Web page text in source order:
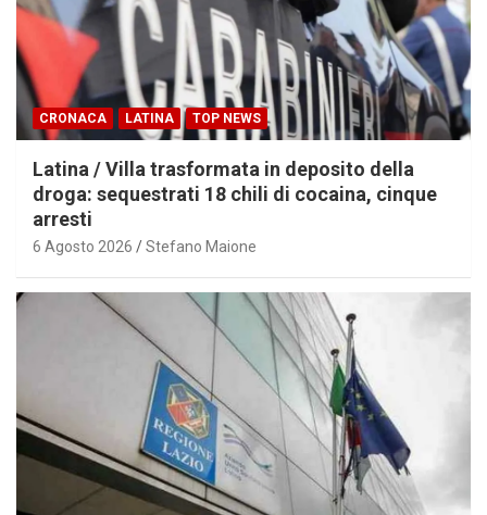
CRONACA LATINA TOP NEWS
Latina / Villa trasformata in deposito della
droga: sequestrati 18 chili di cocaina, cinque
arresti
6 Agosto 2026 Stefano Maione